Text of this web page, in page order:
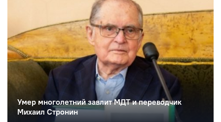
Умер многолетний завлит МДТ и переводчик
Михаил Стронин